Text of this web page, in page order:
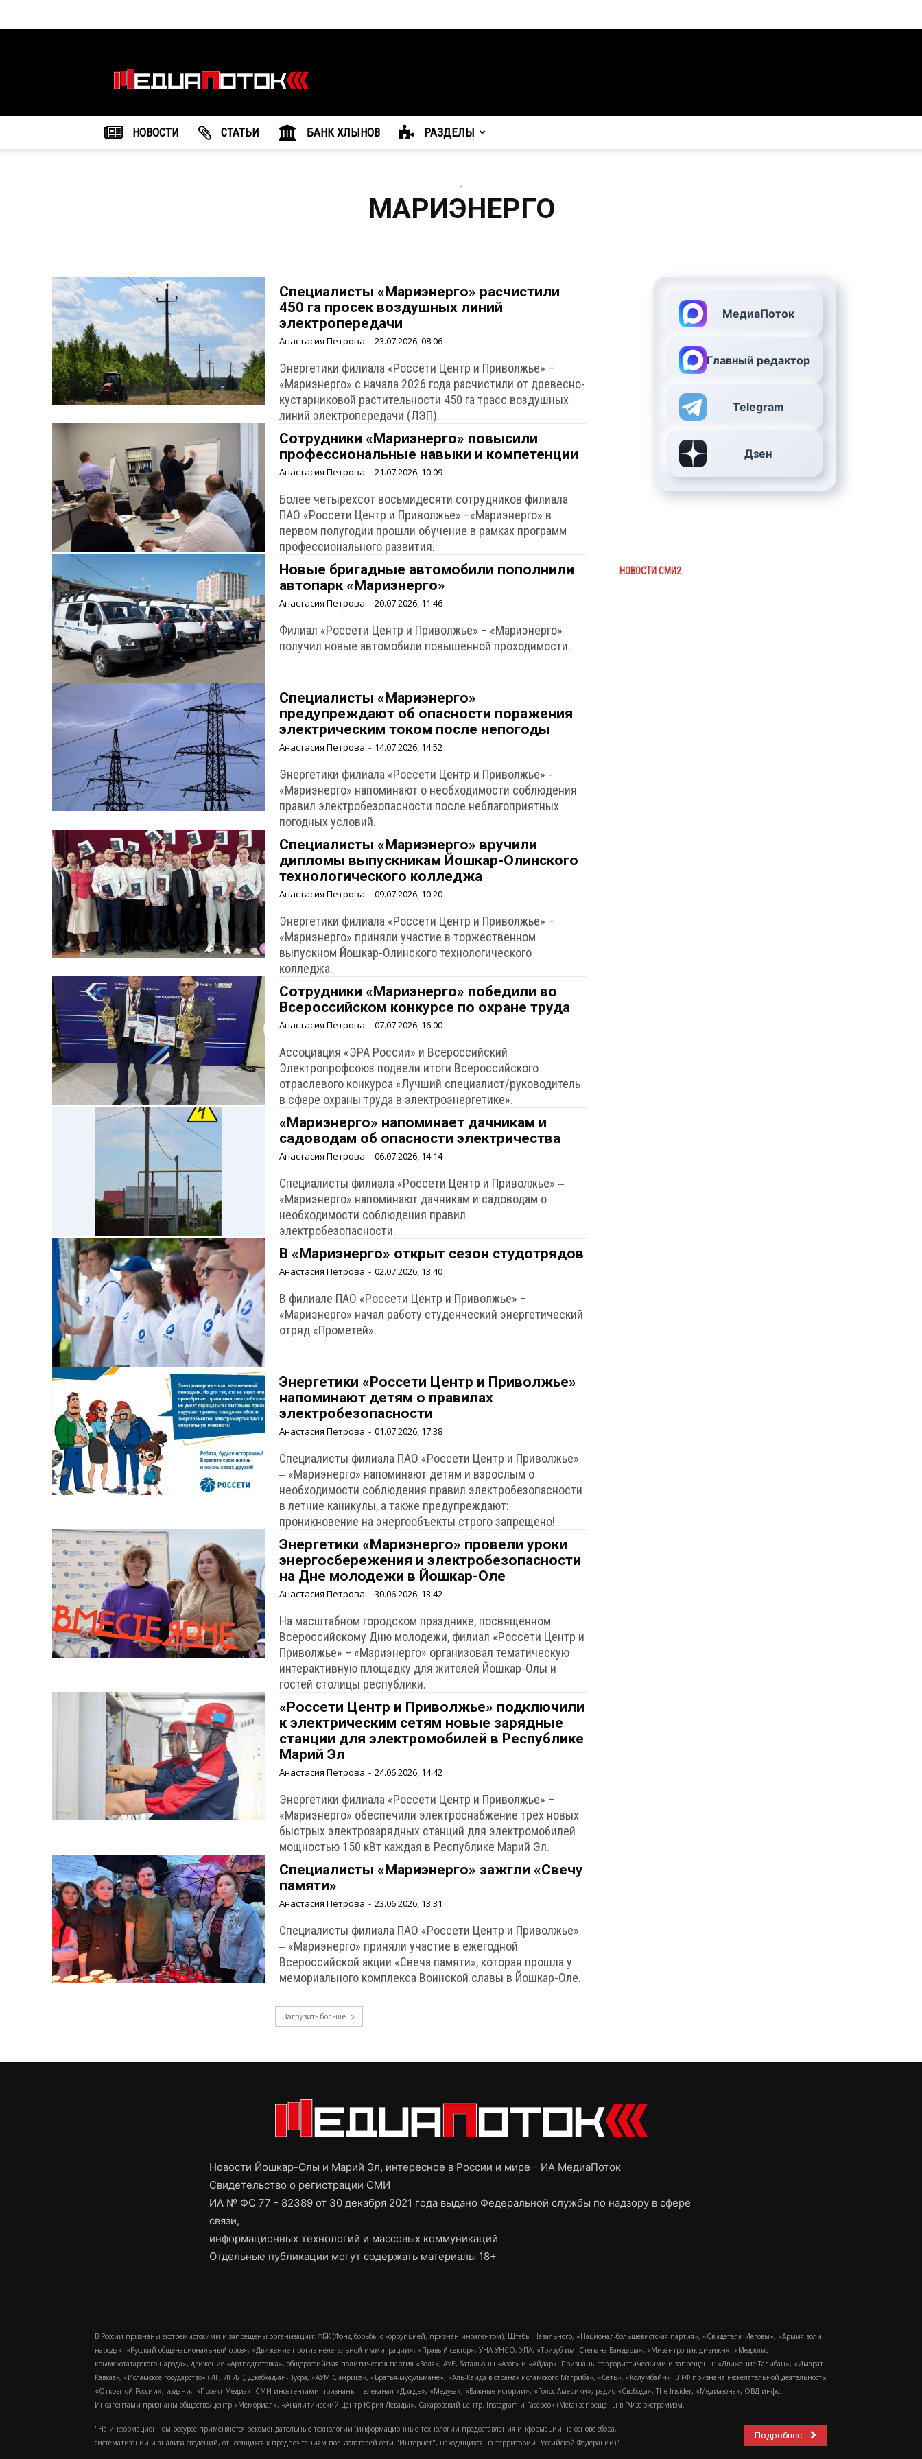
агентство
"МедиаПоток"
НОВОСТИ CТАТЬИ БАНК ХЛЫНОВ РАЗДЕЛЫ
-
МАРИЭНЕРГО
Специалисты «Мариэнерго» расчистили
450 га просек воздушных линий
электропередачи
Анастасия Петрова - 23.07.2026, 08:06
Энергетики филиала «Россети Центр и Приволжье» –
«Мариэнерго» с начала 2026 года расчистили от древесно-
кустарниковой растительности 450 га трасс воздушных
линий электропередачи (ЛЭП).
Сотрудники «Мариэнерго» повысили
профессиональные навыки и компетенции
Анастасия Петрова - 21.07.2026, 10:09
Более четырехсот восьмидесяти сотрудников филиала
ПАО «Россети Центр и Приволжье» –«Мариэнерго» в
первом полугодии прошли обучение в рамках программ
профессионального развития.
Новые бригадные автомобили пополнили
автопарк «Мариэнерго»
Анастасия Петрова - 20.07.2026, 11:46
Филиал «Россети Центр и Приволжье» – «Мариэнерго»
получил новые автомобили повышенной проходимости.
Специалисты «Мариэнерго»
предупреждают об опасности поражения
электрическим током после непогоды
Анастасия Петрова - 14.07.2026, 14:52
Энергетики филиала «Россети Центр и Приволжье» -
«Мариэнерго» напоминают о необходимости соблюдения
правил электробезопасности после неблагоприятных
погодных условий.
Специалисты «Мариэнерго» вручили
дипломы выпускникам Йошкар-Олинского
технологического колледжа
Анастасия Петрова - 09.07.2026, 10:20
Энергетики филиала «Россети Центр и Приволжье» –
«Мариэнерго» приняли участие в торжественном
выпускном Йошкар-Олинского технологического
колледжа.
Сотрудники «Мариэнерго» победили во
Всероссийском конкурсе по охране труда
Анастасия Петрова - 07.07.2026, 16:00
Ассоциация «ЭРА России» и Всероссийский
Электропрофсоюз подвели итоги Всероссийского
отраслевого конкурса «Лучший специалист/руководитель
в сфере охраны труда в электроэнергетике».
«Мариэнерго» напоминает дачникам и
садоводам об опасности электричества
Анастасия Петрова - 06.07.2026, 14:14
Специалисты филиала «Россети Центр и Приволжье» ‒
«Мариэнерго» напоминают дачникам и садоводам о
необходимости соблюдения правил
электробезопасности.
В «Мариэнерго» открыт сезон студотрядов
Анастасия Петрова - 02.07.2026, 13:40
В филиале ПАО «Россети Центр и Приволжье» –
«Мариэнерго» начал работу студенческий энергетический
отряд «Прометей».
Энергетики «Россети Центр и Приволжье»
напоминают детям о правилах
электробезопасности
Анастасия Петрова - 01.07.2026, 17:38
Специалисты филиала ПАО «Россети Центр и Приволжье»
‒ «Мариэнерго» напоминают детям и взрослым о
необходимости соблюдения правил электробезопасности
в летние каникулы, а также предупреждают:
проникновение на энергообъекты строго запрещено!
Энергетики «Мариэнерго» провели уроки
энергосбережения и электробезопасности
на Дне молодежи в Йошкар-Оле
Анастасия Петрова - 30.06.2026, 13:42
На масштабном городском празднике, посвященном
Всероссийскому Дню молодежи, филиал «Россети Центр и
Приволжье» – «Мариэнерго» организовал тематическую
интерактивную площадку для жителей Йошкар-Олы и
гостей столицы республики.
«Россети Центр и Приволжье» подключили
к электрическим сетям новые зарядные
станции для электромобилей в Республике
Марий Эл
Анастасия Петрова - 24.06.2026, 14:42
Энергетики филиала «Россети Центр и Приволжье» –
«Мариэнерго» обеспечили электроснабжение трех новых
быстрых электрозарядных станций для электромобилей
мощностью 150 кВт каждая в Республике Марий Эл.
Специалисты «Мариэнерго» зажгли «Свечу
памяти»
Анастасия Петрова - 23.06.2026, 13:31
Специалисты филиала ПАО «Россети Центр и Приволжье»
‒ «Мариэнерго» приняли участие в ежегодной
Всероссийской акции «Свеча памяти», которая прошла у
мемориального комплекса Воинской славы в Йошкар-Оле.
Загрузить больше
МедиаПоток
Главный редактор
Telegram
Дзен
НОВОСТИ СМИ2
Новости Йошкар-Олы и Марий Эл, интересное в России и мире - ИА МедиаПоток
Свидетельство о регистрации СМИ
ИА № ФС 77 - 82389 от 30 декабря 2021 года выдано Федеральной службы по надзору в сфере
связи,
информационных технологий и массовых коммуникаций
Отдельные публикации могут содержать материалы 18+
В России признаны экстремистскими и запрещены организации: ФБК (Фонд борьбы с коррупцией, признан иноагентом), Штабы Навального, «Национал-большевистская партия», «Свидетели Иеговы», «Армия воли
народа», «Русский общенациональный союз», «Движение против нелегальной иммиграции», «Правый сектор», УНА-УНСО, УПА, «Тризуб им. Степана Бандеры», «Мизантропик дивижн», «Меджлис
крымскотатарского народа», движение «Артподготовка», общероссийская политическая партия «Воля», АУЕ, батальоны «Азов» и «Айдар». Признаны террористическими и запрещены: «Движение Талибан», «Имарат
Кавказ», «Исламское государство» (ИГ, ИГИЛ), Джебхад-ан-Нусра, «АУМ Синрике», «Братья-мусульмане», «Аль-Каида в странах исламского Магриба», «Сеть», «Колумбайн». В РФ признана нежелательной деятельность
«Открытой России», издания «Проект Медиа». СМИ-иноагентами признаны: телеканал «Дождь», «Медуза», «Важные истории», «Голос Америки», радио «Свобода», The Insider, «Медиазона», ОВД-инфо.
Иноагентами признаны общество/центр «Мемориал», «Аналитический Центр Юрия Левады», Сахаровский центр. Instagram и Facebook (Metа) запрещены в РФ за экстремизм.
"На информационном ресурсе применяются рекомендательные технологии (информационные технологии предоставления информации на основе сбора,
систематизации и анализа сведений, относящихся к предпочтениям пользователей сети "Интернет", находящихся на территории Российской Федерации)".
Подробнее